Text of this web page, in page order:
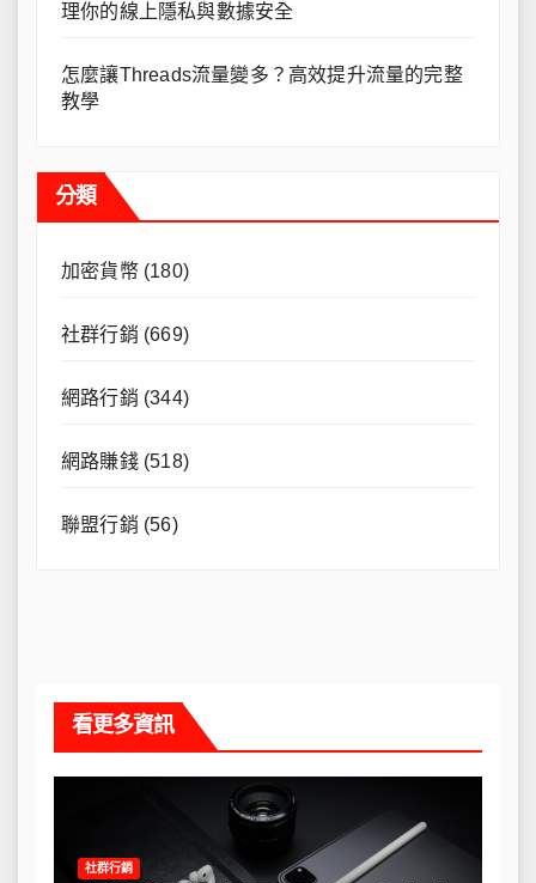
理你的線上隱私與數據安全
怎麼讓Threads流量變多？高效提升流量的完整
教學
分類
加密貨幣(180)
社群行銷 (669)
網路行銷 (344)
網路賺錢(518)
聯盟行銷 (56)
看更多資訊
社群行銷